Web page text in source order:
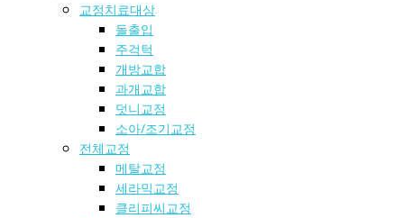
교정치료대상
돌출입
주걱턱
개방교합
과개교합
덧니교정
소아/조기교정
전체교정
메탈교정
세라믹교정
클리피씨교정